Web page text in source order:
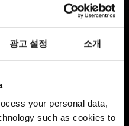
광고 설정 소개
your personal data,
such as cookies to
GeForce RTX 40 시리즈
제에서 하드웨어 가속
니다.
GPU 일정 예약 활성화: